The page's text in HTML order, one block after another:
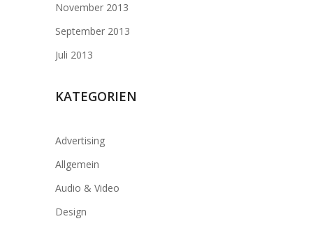
November 2013
September 2013
Juli 2013
KATEGORIEN
Advertising
Allgemein
Audio & Video
Design